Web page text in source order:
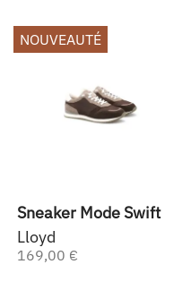
Sneaker Mode Swift
Lloyd
169,00 €
NOUVEAUTÉ